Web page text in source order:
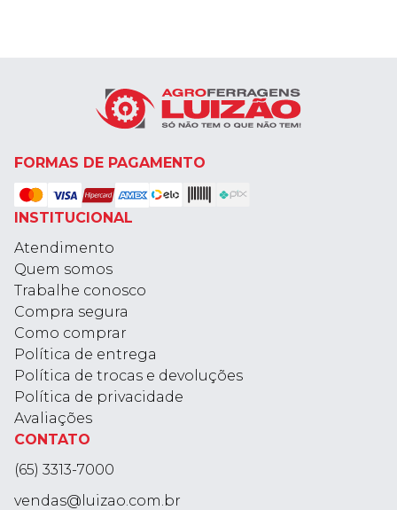
FORMAS DE PAGAMENTO
INSTITUCIONAL
Atendimento
Quem somos
Trabalhe conosco
Compra segura
Como comprar
Política de entrega
Política de trocas e devoluções
Política de privacidade
Avaliações
CONTATO
(65) 3313-7000
vendas@luizao.com.br